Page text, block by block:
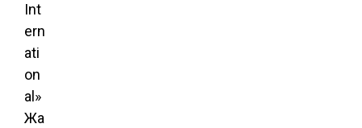
Int
ern
ati
on
al»
Жа